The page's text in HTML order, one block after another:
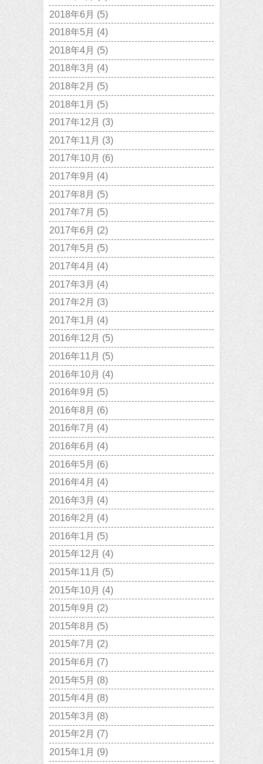
2018年6月 (5)
2018年5月 (4)
2018年4月 (5)
2018年3月 (4)
2018年2月 (5)
2018年1月 (5)
2017年12月 (3)
2017年11月 (3)
2017年10月 (6)
2017年9月 (4)
2017年8月 (5)
2017年7月 (5)
2017年6月 (2)
2017年5月 (5)
2017年4月 (4)
2017年3月 (4)
2017年2月 (3)
2017年1月 (4)
2016年12月 (5)
2016年11月 (5)
2016年10月 (4)
2016年9月 (5)
2016年8月 (6)
2016年7月 (4)
2016年6月 (4)
2016年5月 (6)
2016年4月 (4)
2016年3月 (4)
2016年2月 (4)
2016年1月 (5)
2015年12月 (4)
2015年11月 (5)
2015年10月 (4)
2015年9月 (2)
2015年8月 (5)
2015年7月 (2)
2015年6月 (7)
2015年5月 (8)
2015年4月 (8)
2015年3月 (8)
2015年2月 (7)
2015年1月 (9)